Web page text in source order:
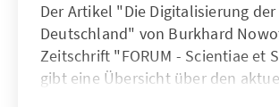
Der Artikel "Die Digitalisierung der
Deutschland" von Burkhard
Zeitschrift "FORUM - Scientiae et
gibt eine Übersicht über den